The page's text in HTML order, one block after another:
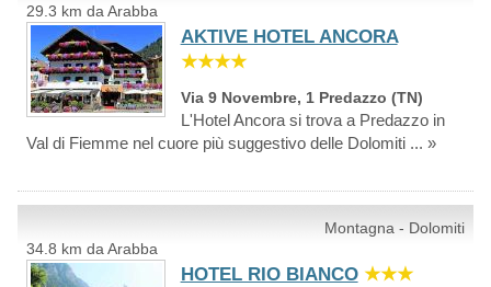
29.3 km da Arabba
AKTIVE HOTEL ANCORA
★★★★
Via 9 Novembre, 1 Predazzo (TN)
L'Hotel Ancora si trova a Predazzo in
Val di Fiemme nel cuore più suggestivo delle Dolomiti ... »
Montagna - Dolomiti
34.8 km da Arabba
HOTEL RIO BIANCO ★★★